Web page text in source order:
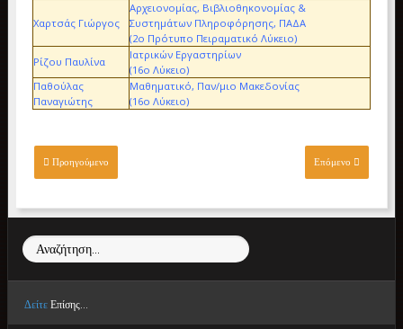
Χαρτσάς Γιώργος
Αρχειονομίας, Βιβλιοθηκονομίας &
Συστημάτων Πληροφόρησης, ΠΑΔΑ
(2ο Πρότυπο Πειραματικό Λύκειο)
Ρίζου Παυλίνα
Ιατρικών Εργαστηρίων
(16ο Λύκειο)
Παθούλας
Παναγιώτης
Μαθηματικό, Παν/μιο Μακεδονίας
(16ο Λύκειο)
Προηγούμενο Επόμενο
Αναζήτηση...
Δείτε Επίσης...